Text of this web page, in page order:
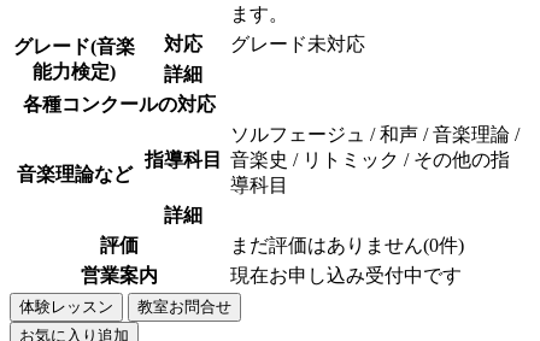
ます。
グレード(音楽
能力検定)
対応
グレード未対応
詳細
各種コンクールの対応
音楽理論など
指導科目
ソルフェージュ / 和声 / 音楽理論 /
音楽史 / リトミック / その他の指
導科目
詳細
評価
まだ評価はありません(0件)
営業案内
現在お申し込み受付中です